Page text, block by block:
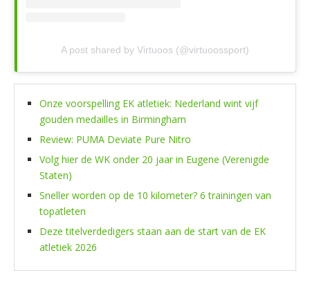
A post shared by Virtuoos (@virtuoossport)
Onze voorspelling EK atletiek: Nederland wint vijf
gouden medailles in Birmingham
Review: PUMA Deviate Pure Nitro
Volg hier de WK onder 20 jaar in Eugene (Verenigde
Staten)
Sneller worden op de 10 kilometer? 6 trainingen van
topatleten
Deze titelverdedigers staan aan de start van de EK
atletiek 2026